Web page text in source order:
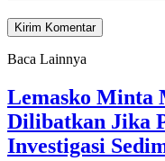
Baca Lainnya
Lemasko Minta
Dilibatkan Jika
Investigasi